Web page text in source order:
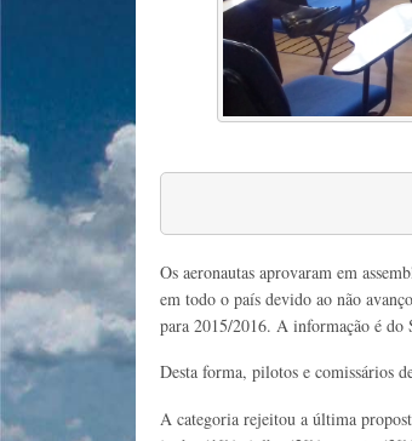
Os aeronautas aprovaram em
em todo o país devido ao não
para 2015/2016. A informação é do
Desta forma, pilotos e comissários
A categoria rejeitou a última